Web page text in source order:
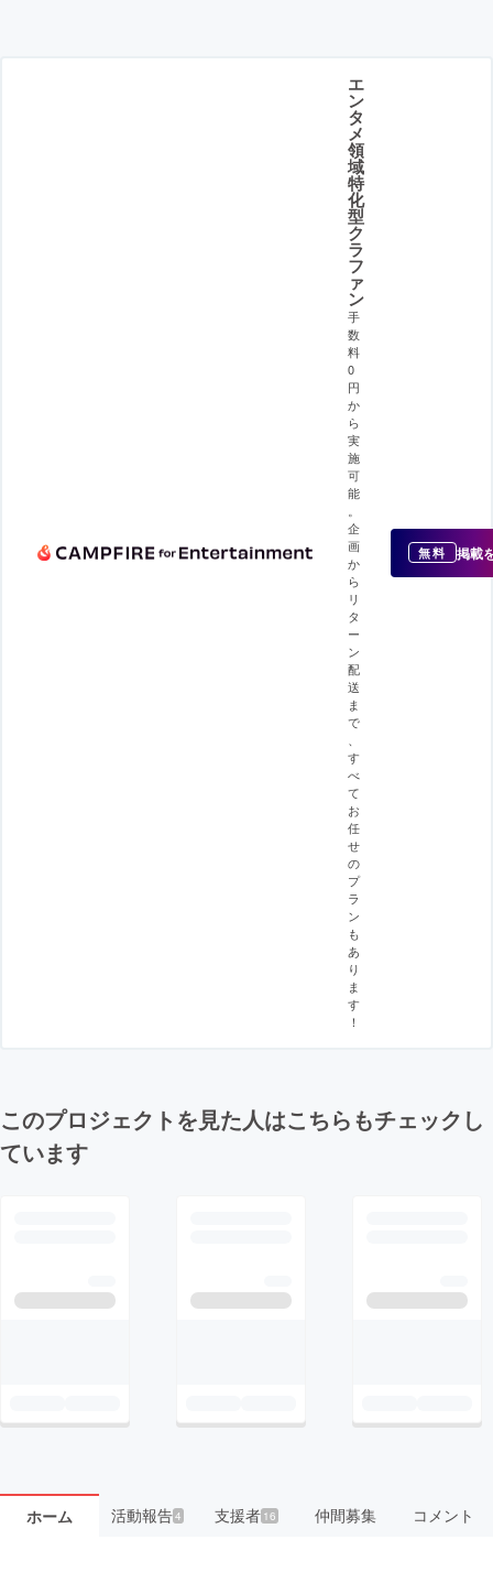
エ
ン
タ
メ
領
域
特
化
型
ク
ラ
フ
ァ
ン
手
数
料
0
円
か
ら
実
施
可
能
企
画
か
ら
リ
タ
ー
ン
配
送
ま
で
す
べ
て
お
任
せ
の
プ
ラ
ン
も
あ
り
ま
す
！
無料 掲載
このプロジェクトを見た人はこちらもチェックし
ています
ホーム 活動報告4 支援者 16 仲間募集 コメント